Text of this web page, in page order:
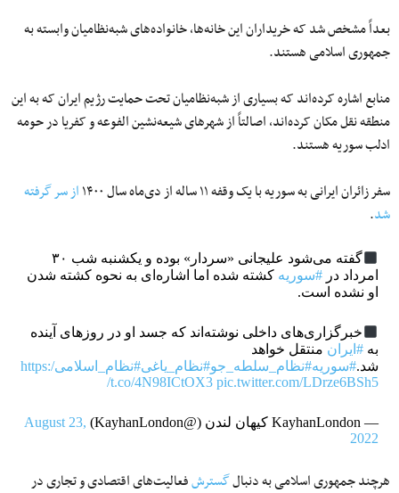
بعداً مشخص شد که خریداران این خانه‌ها، خانواده‌های شبه‌نظامیان وابسته به
جمهوری اسلامی هستند.
منابع اشاره کرده‌اند که بسیاری از شبه‌نظامیان تحت حمایت رژیم ایران که به این
منطقه نقل مکان کرده‌اند، اصالتاً از شهرهای شیعه‌نشین الفوعه و کفریا در حومه
ادلب سوریه هستند.
سفر زائران ایرانی به سوریه با یک وقفه ۱۱ ساله از دی‌ماه سال ۱۴۰۰
از سر گرفته
شد.
گفته می‌شود علیجانی «سردار» بوده و یکشنبه شب ۳۰
امرداد در #سوریه کشته شده اما اشاره‌ای به نحوه کشته شدن
او نشده است.
خبرگزاری‌های داخلی نوشته‌اند که جسد او در روزهای آینده
به #ایران منتقل خواهد
شد.#سوریه#نظام_سلطه_جو#نظام_یاغی#نظام_اسلامیhttps:/
/t.co/4N98ICtOX3 pic.twitter.com/LDrze6BSh5
— KayhanLondon کیهان لندن (@KayhanLondon)
August 23,
2022
هرچند جمهوری اسلامی به دنبالگسترشفعالیت‌های اقتصادی و تجاری در